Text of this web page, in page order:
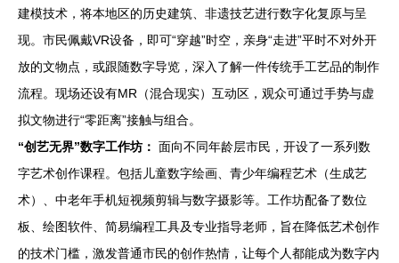
建模技术，将本地区的历史建筑、非遗技艺进行数字化复原与呈
现。市民佩戴VR设备，即可“穿越”时空，亲身“走进”平时不对外开
放的文物点，或跟随数字导览，深入了解一件传统手工艺品的制作
流程。现场还设有MR（混合现实）互动区，观众可通过手势与虚
拟文物进行“零距离”接触与组合。
“创艺无界”数字工作坊： 面向不同年龄层市民，开设了一系列数
字艺术创作课程。包括儿童数字绘画、青少年编程艺术（生成艺
术）、中老年手机短视频剪辑与数字摄影等。工作坊配备了数位
板、绘图软件、简易编程工具及专业指导老师，旨在降低艺术创作
的技术门槛，激发普通市民的创作热情，让每个人都能成为数字内